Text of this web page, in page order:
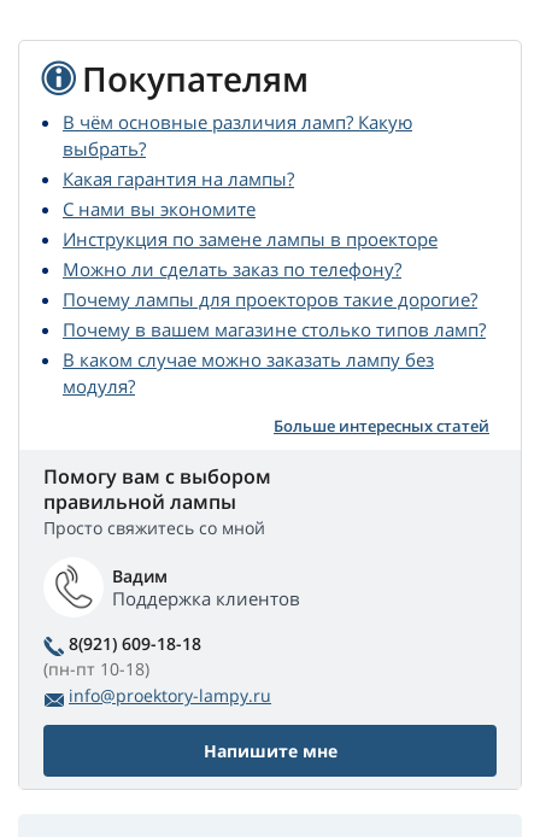
Покупателям
В чём основные различия ламп? Какую
выбрать?
Какая гарантия на лампы?
С нами вы экономите
Инструкция по замене лампы в проекторе
Можно ли сделать заказ по телефону?
Почему лампы для проекторов такие дорогие?
Почему в вашем магазине столько типов ламп?
В каком случае можно заказать лампу без
модуля?
Больше интересных статей
Помогу вам с выбором
правильной лампы
Просто свяжитесь со мной
Вадим
Поддержка клиентов
8(921) 609-18-18
(пн-пт 10-18)
info@proektory-lampy.ru
Напишите мне